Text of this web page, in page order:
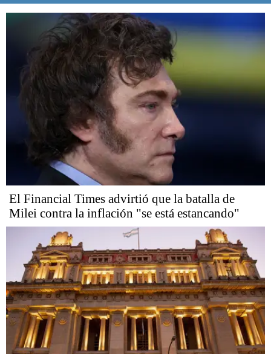
El Financial Times advirtió que la batalla de
Milei contra la inflación "se está estancando"